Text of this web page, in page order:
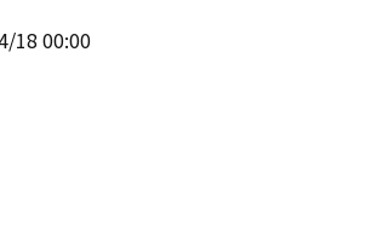
18 00:00